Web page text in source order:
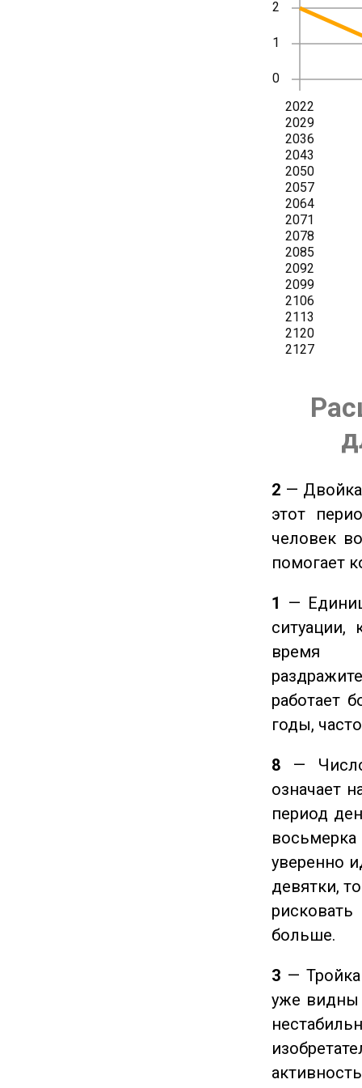
2 — Двойка
этот
человек
помогает
1 —
ситуации,
время
работает
годы,
8 —
означает
период
уверенно
девятки,
больше.
3 —
уже видны